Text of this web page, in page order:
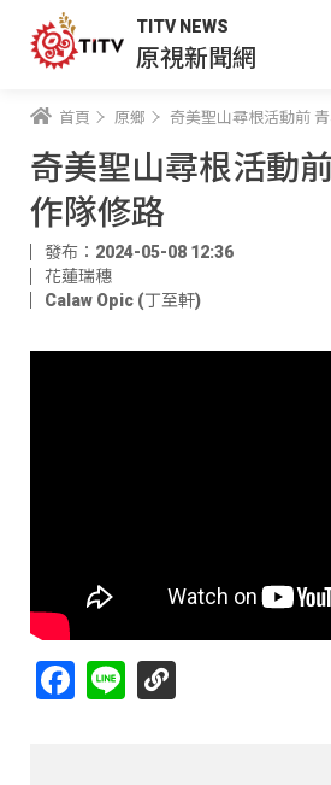
TITV NEWS
原視新聞網
首頁 原鄉 奇美聖山尋根活動前
奇美聖山尋根活動
作隊修路
發布：2024-05-08 12:36
花蓮瑞穗
Calaw Opic (丁至軒)
Facebook
Line